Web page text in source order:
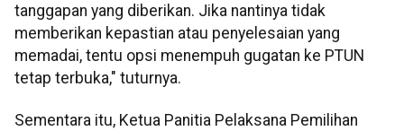
tanggapan yang diberikan. Jika nantinya tidak
memberikan kepastian atau penyelesaian yang
memadai, tentu opsi menempuh gugatan ke PTUN
tetap terbuka," tuturnya.
Sementara itu, Ketua Panitia Pelaksana Pemilihan